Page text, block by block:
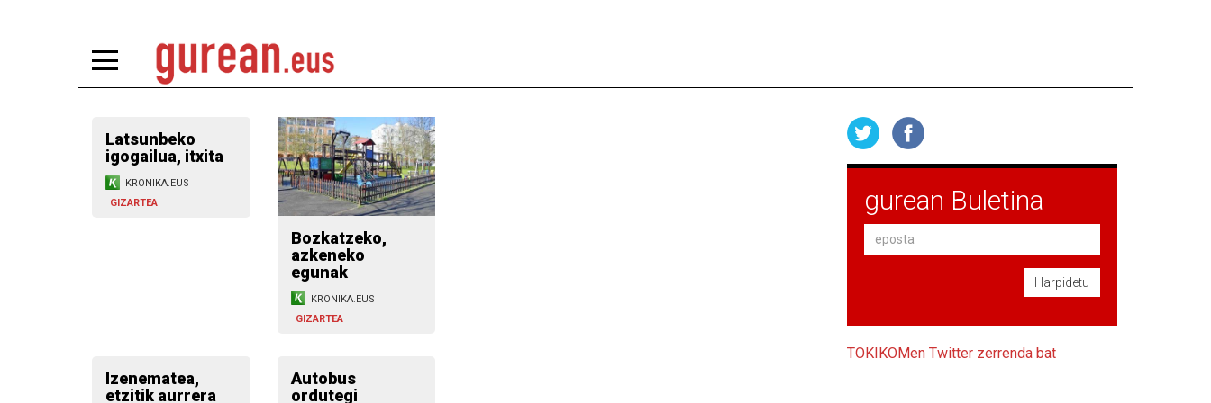
Latsunbeko
igogailua, itxita
KRONIKA.EUS
GIZARTEA
Bozkatzeko,
azkeneko
egunak
KRONIKA.EUS
GIZARTEA
Izenematea,
etzitik aurrera
Autobus
ordutegi
gurean Buletina
Harpidetu
TOKIKOMen Twitter zerrenda bat